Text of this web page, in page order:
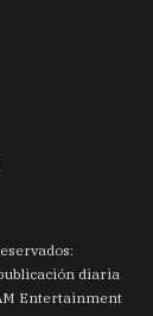
diaria
Entertainment